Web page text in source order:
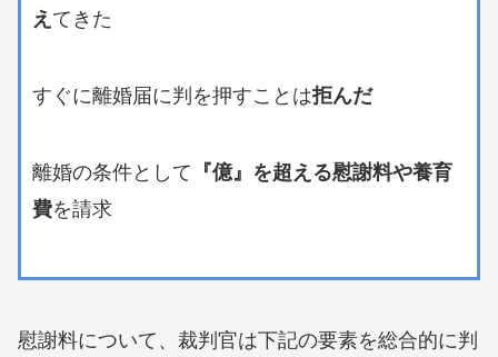
え てきた
すぐに離婚届に判を押すことは拒んだ
離婚の条件として 『億』を超える慰謝料や養育
費を請求
慰謝料について、裁判官は下記の要素を総合的に判